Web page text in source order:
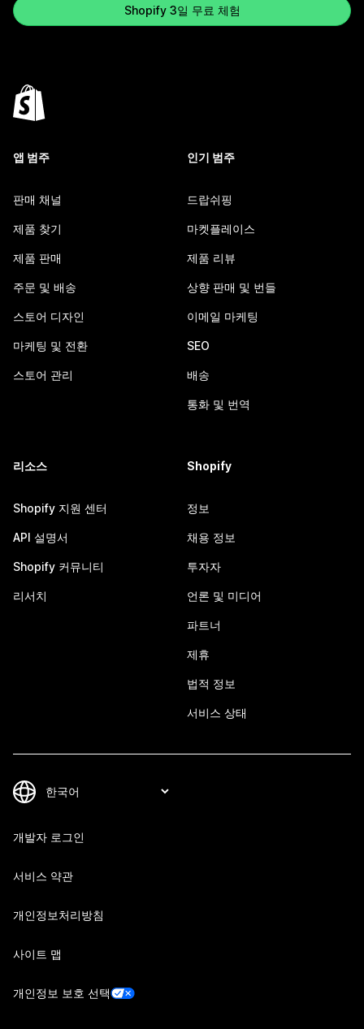
Shopify 3일 무료 체험
앱 범주
판매 채널
제품 찾기
제품 판매
주문 및 배송
스토어 디자인
마케팅 및 전환
스토어 관리
인기 범주
드랍쉬핑
마켓플레이스
제품 리뷰
상향 판매 및 번들
이메일 마케팅
SEO
배송
통화 및 번역
리소스
Shopify 지원 센터
API 설명서
Shopify 커뮤니티
리서치
Shopify
정보
채용 정보
투자자
언론 및 미디어
파트너
제휴
법적 정보
서비스 상태
개발자 로그인
서비스 약관
개인정보처리방침
사이트 맵
개인정보 보호 선택